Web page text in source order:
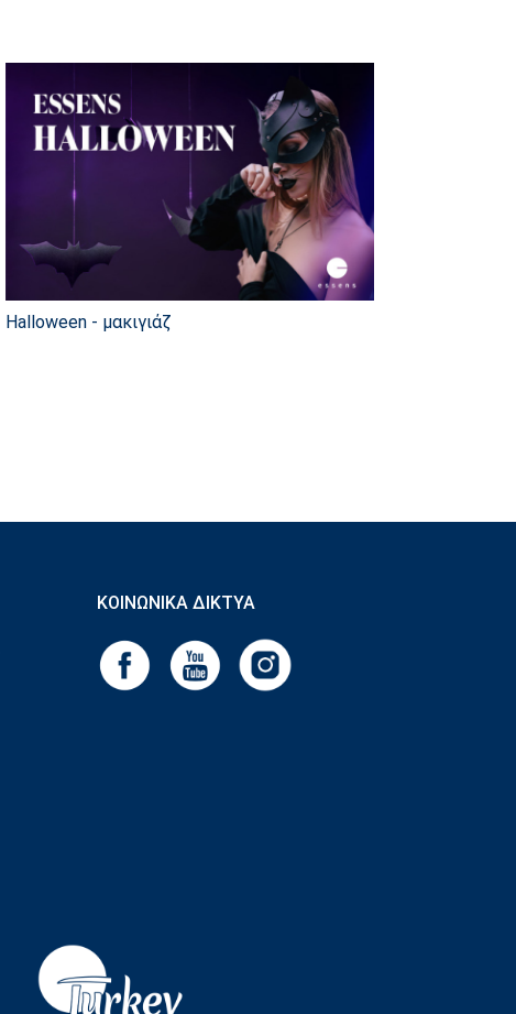
Halloween - μακιγιάζ
ΚΟΙΝΩΝΙΚΆ ΔΊΚΤΥΑ